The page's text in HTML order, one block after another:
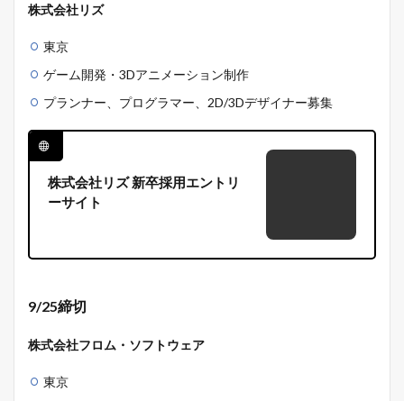
株式会社リズ
東京
ゲーム開発・3Dアニメーション制作
プランナー、プログラマー、2D/3Dデザイナー募集
株式会社リズ 新卒採用エントリ
ーサイト
9/25締切
株式会社フロム・ソフトウェア
東京